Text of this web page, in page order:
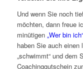
Und wenn Sie noch
möchten, dann freue
minütigen „Wer bin
haben Sie auch
„schwimmt“ und dem
Coachinggutschein